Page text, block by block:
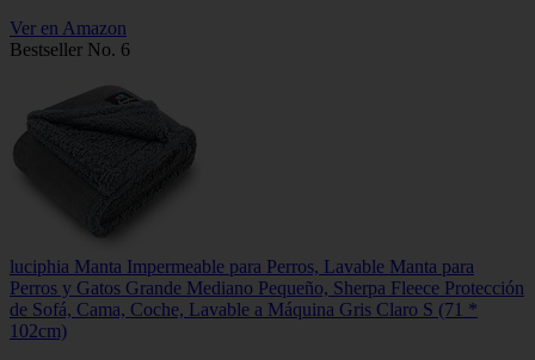
Ver en Amazon
Bestseller No. 6
luciphia Manta Impermeable para Perros, Lavable Manta para
Perros y Gatos Grande Mediano Pequeño, Sherpa Fleece Protección
de Sofá, Cama, Coche, Lavable a Máquina Gris Claro S (71 *
102cm)